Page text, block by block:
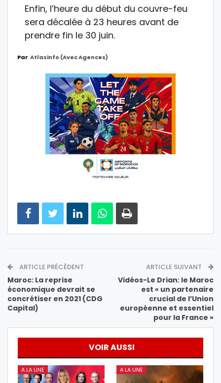
Enfin, l’heure du début du couvre-feu
sera décalée à 23 heures avant de
prendre fin le 30 juin.
Par Atlasinfo (avec Agences)
ARTICLE PRÉCÉDENT
Maroc: La reprise
économique devrait se
concrétiser en 2021 (CDG
Capital)
ARTICLE SUIVANT
Vidéos-Le Drian: le Maroc
est « un partenaire
crucial de l’Union
européenne et essentiel
pour la France »
VOIR AUSSI
A LA UNE A LA UNE